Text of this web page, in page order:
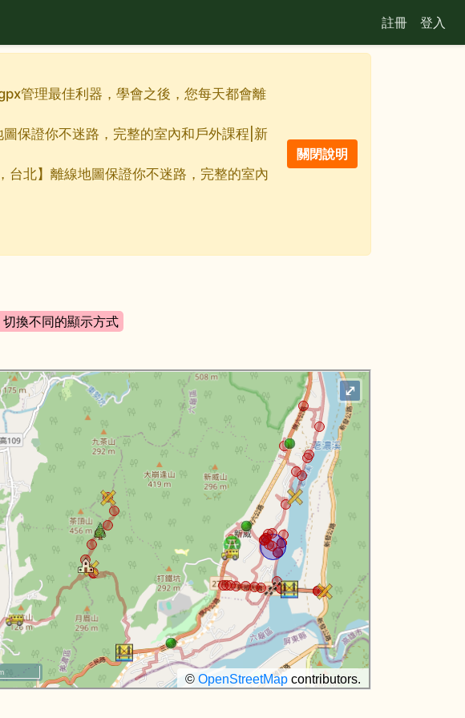
註冊 登入
管理最佳利器，學會之後，您每天都會離
保證你不迷路，完整的室內和戶外課程|新
北】離線地圖保證你不迷路，完整的室內
© OpenStreetMap contributors.
⤢